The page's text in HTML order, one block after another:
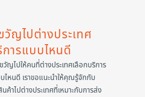
ญไปต่างประเทศ
ารแบบไหนดี
ญไปให้คนที่ต่างประเทศเลือกบริการ
หนดี เราขอแนะนำให้คุณรู้จักกับ
ค้าไปต่างประเทศที่เหมาะกับการส่ง